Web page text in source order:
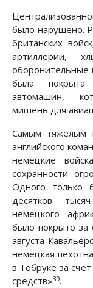
было нарушено.
британских
артиллерии,
оборонительные
была покрыта
автомашин,
мишень для
Самым тяжелым
английского
немецкие
сохранности
Одного только
десятков
немецкого
было покрыто
августа
немецкая
в Тобруке за
средств»39.